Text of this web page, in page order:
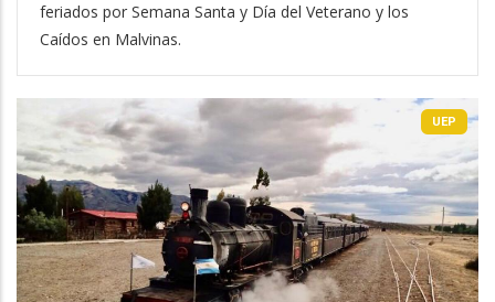
feriados por Semana Santa y Día del Veterano y los
Caídos en Malvinas.
UEP